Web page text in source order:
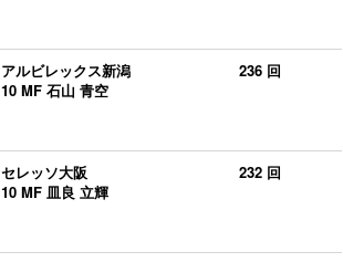
アルビレックス新潟
10 MF 石山 青空
236 回
セレッソ大阪
10 MF 皿良 立輝
232 回